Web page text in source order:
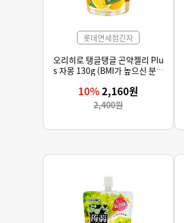
롯데면세점긴자
오리히로 탱글탱글 곤약젤리 Plu
s 자몽 130g (BMI가 높으신 분들
힙 추출물 함유)
10%2,160원
2,400원